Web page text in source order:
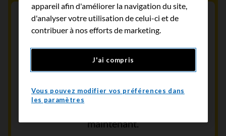
Trouvez des services dans votre
communauté
Utilisez notre répertoire des services à la
communauté pour faire des recherches
services et ressources liés au cancer de
maintenant.
appareil afin d'améliorer la navigation du site,
d'analyser votre utilisation de celui-ci et de
contribuer à nos efforts de marketing.
J'ai compris
Vous pouvez modifier vos préférences dans
les paramètres